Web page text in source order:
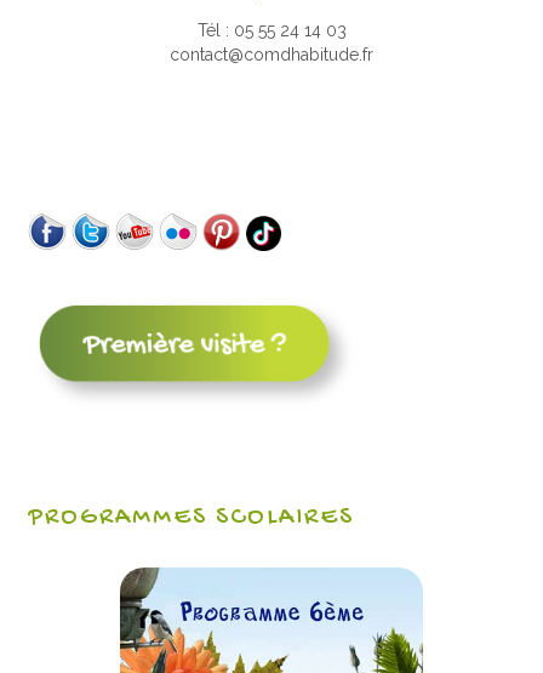
Tél : 05 55 24 14 03
contact@comdhabitude.fr
PROGRAMMES SCOLAIRES